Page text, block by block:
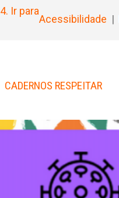
4. Ir para
Acessibilidade |
CADERNOS RESPEITAR